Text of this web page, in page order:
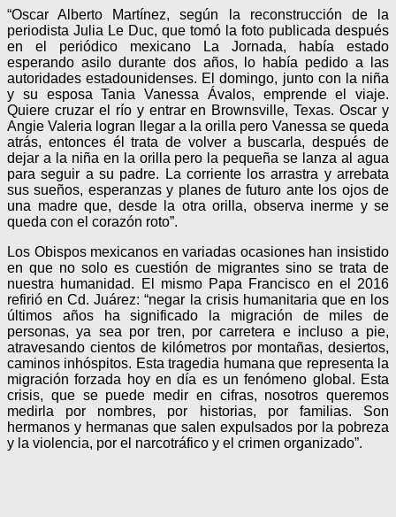
“Oscar Alberto Martínez, según la reconstrucción de la
periodista Julia Le Duc, que tomó la foto publicada después
en el periódico mexicano La Jornada, había estado
esperando asilo durante dos años, lo había pedido a las
autoridades estadounidenses. El domingo, junto con la niña
y su esposa Tania Vanessa Ávalos, emprende el viaje.
Quiere cruzar el río y entrar en Brownsville, Texas. Oscar y
Angie Valeria logran llegar a la orilla pero Vanessa se queda
atrás, entonces él trata de volver a buscarla, después de
dejar a la niña en la orilla pero la pequeña se lanza al agua
para seguir a su padre. La corriente los arrastra y arrebata
sus sueños, esperanzas y planes de futuro ante los ojos de
una madre que, desde la otra orilla, observa inerme y se
queda con el corazón roto”.
Los Obispos mexicanos en variadas ocasiones han insistido
en que no solo es cuestión de migrantes sino se trata de
nuestra humanidad. El mismo Papa Francisco en el 2016
refirió en Cd. Juárez: “negar la crisis humanitaria que en los
últimos años ha significado la migración de miles de
personas, ya sea por tren, por carretera e incluso a pie,
atravesando cientos de kilómetros por montañas, desiertos,
caminos inhóspitos. Esta tragedia humana que representa la
migración forzada hoy en día es un fenómeno global. Esta
crisis, que se puede medir en cifras, nosotros queremos
medirla por nombres, por historias, por familias. Son
hermanos y hermanas que salen expulsados por la pobreza
y la violencia, por el narcotráfico y el crimen organizado”.